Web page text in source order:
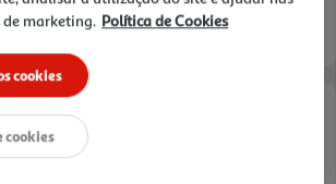
marketing. Política de Cookies
cookies
cookies